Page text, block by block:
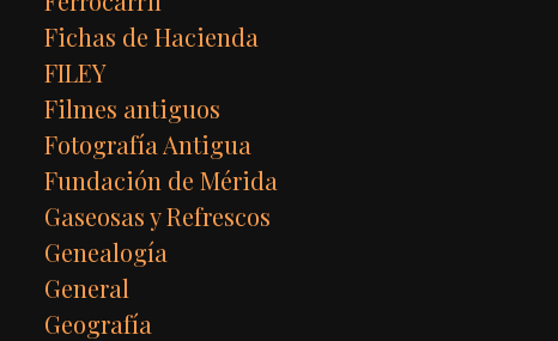
Fichas de Hacienda
FILEY
Filmes antiguos
Fotografía Antigua
Fundación de Mérida
Gaseosas y Refrescos
Genealogía
General
Geografía